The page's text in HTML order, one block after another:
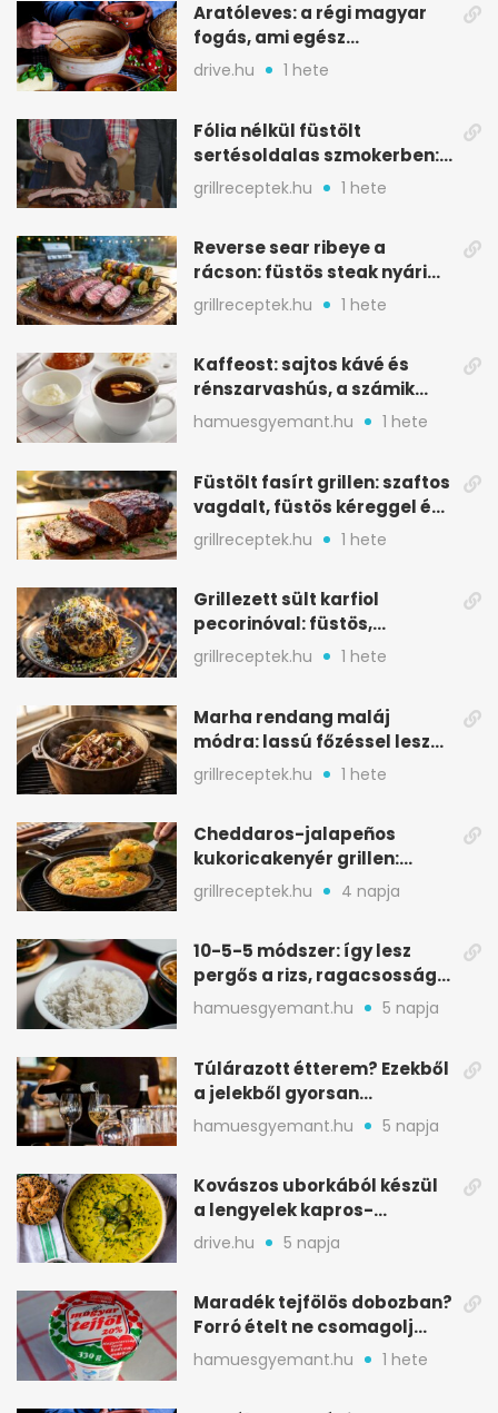
Aratóleves: a régi magyar
fogás, ami egész
csapatokat jóllakatott
drive.hu 1 hete
Fólia nélkül füstölt
sertésoldalas szmokerben:
ropogós bark, 6 óra
grillreceptek.hu 1 hete
Reverse sear ribeye a
rácson: füstös steak nyári
tökkebabbal
grillreceptek.hu 1 hete
Kaffeost: sajtos kávé és
rénszarvashús, a számik
melegítő itala
hamuesgyemant.hu 1 hete
Füstölt fasírt grillen: szaftos
vagdalt, füstös kéreggel és
BBQ mázzal
grillreceptek.hu 1 hete
Grillezett sült karfiol
pecorinóval: füstös,
karamellizált nyári kedvenc
grillreceptek.hu 1 hete
Marha rendang maláj
módra: lassú főzéssel lesz
igazán szaftos
grillreceptek.hu 1 hete
Cheddaros-jalapeños
kukoricakenyér grillen:
ropogós alj, puha belső
grillreceptek.hu 4 napja
10-5-5 módszer: így lesz
pergős a rizs, ragacsosság
nélkül
hamuesgyemant.hu 5 napja
Túlárazott étterem? Ezekből
a jelekből gyorsan
észreveheted
hamuesgyemant.hu 5 napja
Kovászos uborkából készül
a lengyelek kapros-
savanykás levese
drive.hu 5 napja
Maradék tejfölös dobozban?
Forró ételt ne csomagolj
ilyen tégelybe
hamuesgyemant.hu 1 hete